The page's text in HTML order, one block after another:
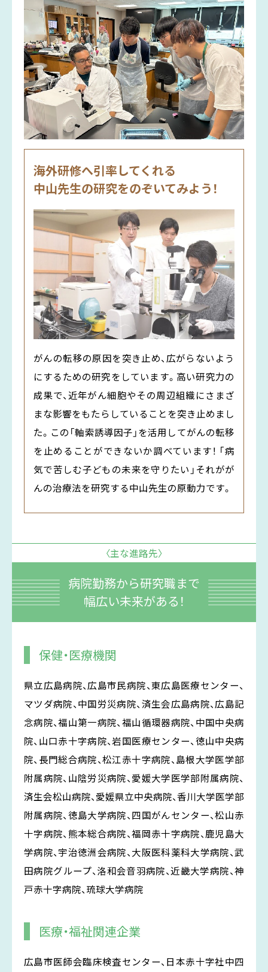
海外研修へ引率してくれる
中山先生の研究をのぞいてみよう！
がんの転移の原因を突き止め、広がらないよう
にするための研究をしています。高い研究力の
成果で、近年がん細胞やその周辺組織にさまざ
まな影響をもたらしていることを突き止めまし
た。この「軸索誘導因子」を活用してがんの転移
を止めることができないか調べています！ 「病
気で苦しむ子どもの未来を守りたい」それがが
んの治療法を研究する中山先生の原動力です。
〈主な進路先〉
病院勤務から研究職まで
幅広い未来がある！
保健・医療機関
県立広島病院、広島市民病院、東広島医療センター、
マツダ病院、中国労災病院、済生会広島病院、広島記
念病院、福山第一病院、福山循環器病院、中国中央病
院、山口赤十字病院、岩国医療センター、徳山中央病
院、長門総合病院、松江赤十字病院、島根大学医学部
附属病院、山陰労災病院、愛媛大学医学部附属病院、
済生会松山病院、愛媛県立中央病院、香川大学医学部
附属病院、徳島大学病院、四国がんセンター、松山赤
十字病院、熊本総合病院、福岡赤十字病院、鹿児島大
学病院、宇治徳洲会病院、大阪医科薬科大学病院、武
田病院グループ、洛和会音羽病院、近畿大学病院、神
戸赤十字病院、琉球大学病院
医療・福祉関連企業
広島市医師会臨床検査センター、日本赤十字社中四